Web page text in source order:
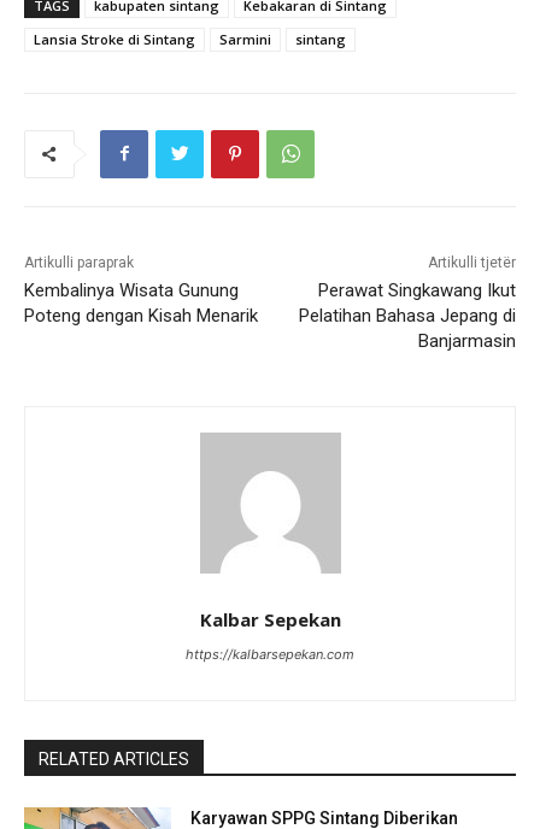
TAGS kabupaten sintang
Kebakaran di Sintang
Lansia Stroke di Sintang
Sarmini sintang
Artikulli paraprak
Kembalinya Wisata Gunung
Poteng dengan Kisah Menarik
Artikulli tjetër
Perawat Singkawang Ikut
Pelatihan Bahasa Jepang di
Banjarmasin
Kalbar Sepekan
https://kalbarsepekan.com
RELATED ARTICLES
Karyawan SPPG Sintang Diberikan